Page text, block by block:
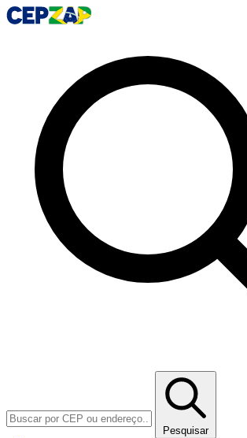
Pesquisar